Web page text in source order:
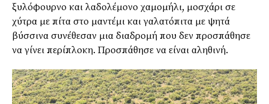
ξυλόφουρνο και λαδολέμονο χαμομήλι, μοσχάρι σε
χύτρα με πίτα στο μαντέμι και γαλατόπιτα με ψητά
βύσσινα συνέθεσαν μια διαδρομή που δεν προσπάθησε
να γίνει περίπλοκη. Προσπάθησε να είναι αληθινή.